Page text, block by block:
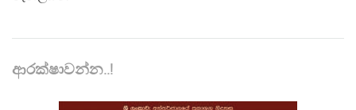
ආරක්ෂාවන්න..!